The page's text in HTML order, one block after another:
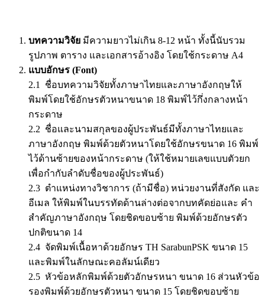
บทความวิจัย มีความยาวไม่เกิน 8-12 หน้า ทั้งนี้นับรวม
รูปภาพ ตาราง และเอกสารอ้างอิง โดยใช้กระดาษ A4
แบบอักษร (Font)
2.1 ชื่อบทความวิจัยทั้งภาษาไทยและภาษาอังกฤษให้
พิมพ์โดยใช้อักษรตัวหนาขนาด 18 พิมพ์ไว้กึ่งกลางหน้า
กระดาษ
2.2 ชื่อและนามสกุลของผู้ประพันธ์มีทั้งภาษาไทยและ
ภาษาอังกฤษ พิมพ์ด้วยตัวหนาโดยใช้อักษรขนาด 16 พิมพ์
ไว้ด้านซ้ายของหน้ากระดาษ (ให้ใช้หมายเลขแบบตัวยก
เพื่อกำกับลำดับชื่อของผู้ประพันธ์)
2.3 ตำแหน่งทางวิชาการ (ถ้ามีชื่อ) หน่วยงานที่สังกัด และ
อีเมล ให้พิมพ์ในบรรทัดด้านล่างต่อจากบทคัดย่อและ คำ
สำคัญภาษาอังกฤษ โดยชิดขอบซ้าย พิมพ์ด้วยอักษรตัว
ปกติขนาด 14
2.4 จัดพิมพ์เนื้อหาด้วยอักษร TH SarabunPSK ขนาด 15
และพิมพ์ในลักษณะคอลัมน์เดียว
2.5 หัวข้อหลักพิมพ์ด้วยตัวอักษรหนา ขนาด 16 ส่วนหัวข้อ
รองพิมพ์ด้วยอักษรตัวหนา ขนาด 15 โดยชิดขอบซ้าย